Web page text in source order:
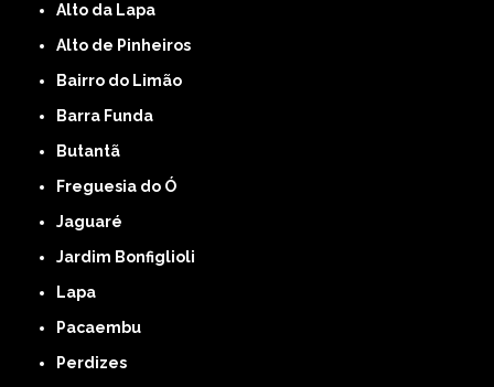
Alto da Lapa
Alto de Pinheiros
Bairro do Limão
Barra Funda
Butantã
Freguesia do Ó
Jaguaré
Jardim Bonfiglioli
Lapa
Pacaembu
Perdizes